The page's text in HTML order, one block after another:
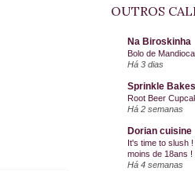
OUTROS
Na Biroskinha
Bolo de Mandioca
Há 3 dias
Sprinkle Bakes
Root Beer
Há 2 semanas
Dorian cuisine
It's time to slush
moins de 18ans !
Há 4 semanas